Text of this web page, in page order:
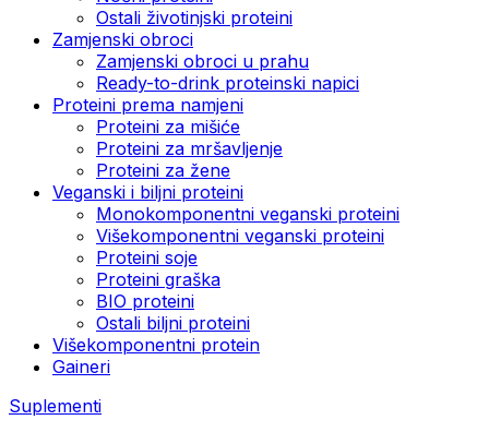
Ostali životinjski proteini
Zamjenski obroci
Zamjenski obroci u prahu
Ready-to-drink proteinski napici
Proteini prema namjeni
Proteini za mišiće
Proteini za mršavljenje
Proteini za žene
Veganski i biljni proteini
Monokomponentni veganski proteini
Višekomponentni veganski proteini
Proteini soje
Proteini graška
BIO proteini
Ostali biljni proteini
Višekomponentni protein
Gaineri
Suplementi